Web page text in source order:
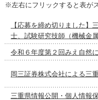
※左右にフリックすると表が
【応募を締め切りました】
士、試験研究技師（機械金
令和６年度第２回みえ自然
岡三証券株式会社による三
三重県情報公開・個人情報